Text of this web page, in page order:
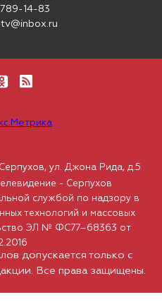
14-83
допускается только с
Все права защищены.
ул. Джона Рида, д.5
- Серпухов
службой по надзору в
технологий и массовых
ЭЛ № ФС77–68363 от